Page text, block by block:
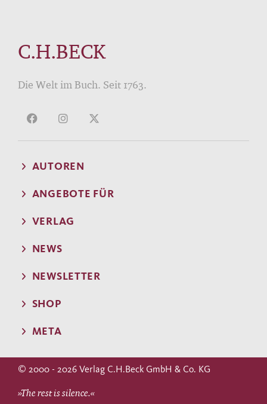
C.H.BECK
Die Welt im Buch. Seit 1763.
AUTOREN
ANGEBOTE FÜR
VERLAG
NEWS
NEWSLETTER
SHOP
META
© 2000 - 2026 Verlag C.H.Beck GmbH & Co. KG
»The rest is silence.«